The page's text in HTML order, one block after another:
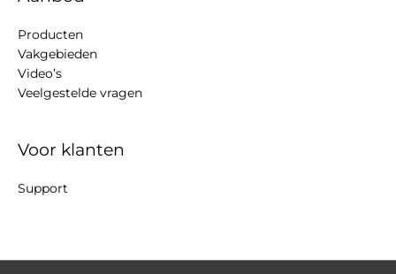
Producten
Vakgebieden
Video’s
Veelgestelde vragen
Voor klanten
Support